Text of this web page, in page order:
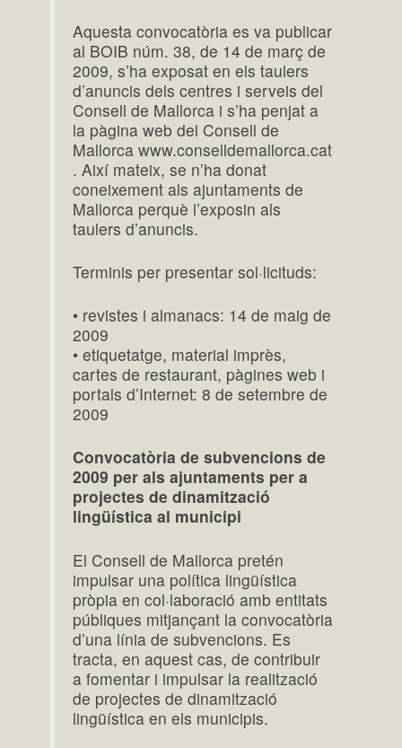
Aquesta convocatòria es va publicar
al BOIB núm. 38, de 14 de març de
2009, s’ha exposat en els taulers
d’anuncis dels centres i serveis del
Consell de Mallorca i s’ha penjat a
la pàgina web del Consell de
Mallorca www.conselldemallorca.cat
. Així mateix, se n’ha donat
coneixement als ajuntaments de
Mallorca perquè l’exposin als
taulers d’anuncis.
Terminis per presentar sol·licituds:
• revistes i almanacs: 14 de maig de
2009
• etiquetatge, material imprès,
cartes de restaurant, pàgines web i
portals d’Internet: 8 de setembre de
2009
Convocatòria de subvencions de
2009 per als ajuntaments per a
projectes de dinamització
lingüística al municipi
El Consell de Mallorca pretén
impulsar una política lingüística
pròpia en col·laboració amb entitats
públiques mitjançant la convocatòria
d’una línia de subvencions. Es
tracta, en aquest cas, de contribuir
a fomentar i impulsar la realització
de projectes de dinamització
lingüística en els municipis.